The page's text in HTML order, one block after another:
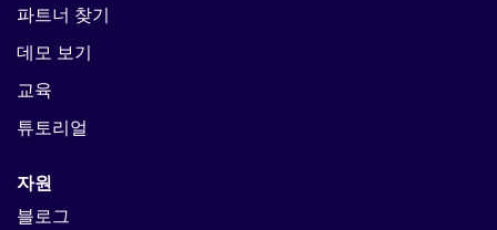
파트너 찾기
데모 보기
교육
튜토리얼
자원
블로그